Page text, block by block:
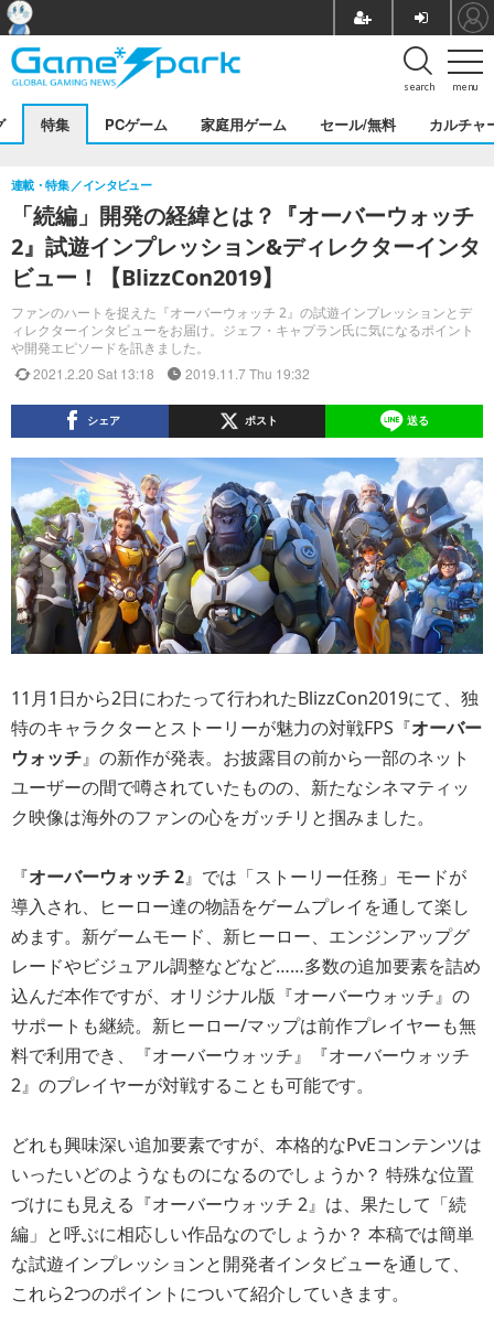
menu
search
特集 PCゲーム 家庭用ゲーム セール/無料 カルチャ
「続編」開発の経緯とは？『オーバーウォッチ
2』試遊インプレッション&ディレクターインタ
ビュー！【BlizzCon2019】
ファンのハートを捉えた『オーバーウォッチ 2』の試遊インプレッションとデ
ィレクターインタビューをお届け。ジェフ・キャプラン氏に気になるポイント
や開発エピソードを訊きました。
連載・特集 インタビュー
2021.2.20 Sat 13:18 2019.11.7 Thu 19:32
シェア ポスト 送る
11月1日から2日にわたって行われたBlizzCon2019にて、独
特のキャラクターとストーリーが魅力の対戦FPS『オーバー
ウォッチ』の新作が発表。お披露目の前から一部のネット
ユーザーの間で噂されていたものの、新たなシネマティッ
ク映像は海外のファンの心をガッチリと掴みました。
『オーバーウォッチ 2』では「ストーリー任務」モードが
導入され、ヒーロー達の物語をゲームプレイを通して楽し
めます。新ゲームモード、新ヒーロー、エンジンアップグ
レードやビジュアル調整などなど……多数の追加要素を詰め
込んだ本作ですが、オリジナル版『オーバーウォッチ』の
サポートも継続。新ヒーロー/マップは前作プレイヤーも無
料で利用でき、『オーバーウォッチ』『オーバーウォッチ
2』のプレイヤーが対戦することも可能です。
どれも興味深い追加要素ですが、本格的なPvEコンテンツは
いったいどのようなものになるのでしょうか？ 特殊な位置
づけにも見える『オーバーウォッチ 2』は、果たして「続
編」と呼ぶに相応しい作品なのでしょうか？ 本稿では簡単
な試遊インプレッションと開発者インタビューを通して、
これら2つのポイントについて紹介していきます。